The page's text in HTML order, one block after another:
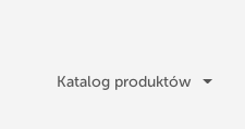
Katalog produktów